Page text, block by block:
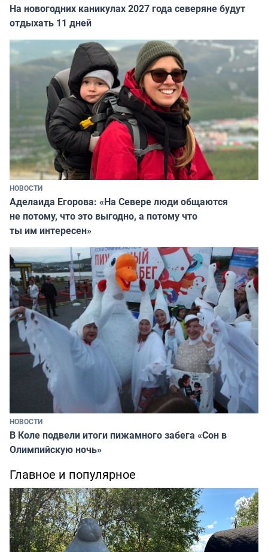
На новогодних каникулах 2027 года северяне будут
отдыхать 11 дней
НОВОСТИ
Аделаида Егорова: «На Севере люди общаются
не потому, что это выгодно, а потому что
ты им интересен»
НОВОСТИ
В Коле подвели итоги пижамного забега «Сон в
Олимпийскую ночь»
Главное и популярное